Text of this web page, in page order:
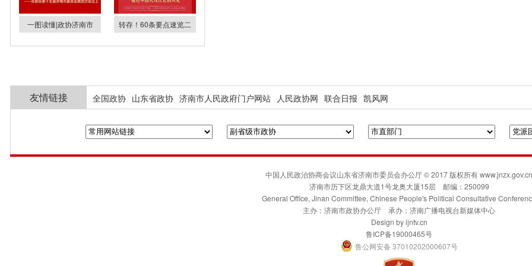
一图读懂|政协济南市 转存！60条要点速览二
友情链接 全国政协 山东省政协 济南市人民政府门户网站 人民政协网 联合日报 凯风网
中国人民政治协商会议山东省济南市委员会办公厅 © 2017 版权所有 www.jnzx.gov.cn
济南市历下区龙鼎大道1号龙奥大厦15层 邮编：250099
General Office, Jinan Committee, Chinese People's Political Consultative
主办：济南市政协办公厅 承办：济南广播电视台新媒体中心
Design byijntv.cn
鲁ICP备19000465号
鲁公网安备 37010202000607号